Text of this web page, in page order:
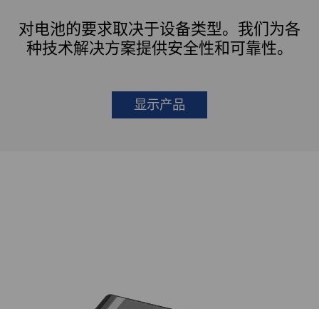
对电池的要求取决于设备类型。我们为各
种技术解决方案提供安全性和可靠性。
显示产品